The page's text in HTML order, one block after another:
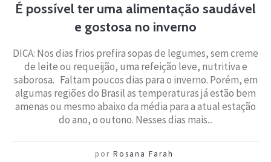
É possível ter uma alimentação saudável
e gostosa no inverno
DICA: Nos dias frios prefira sopas de legumes, sem creme
de leite ou requeijão, uma refeição leve, nutritiva e
saborosa. Faltam poucos dias para o inverno. Porém, em
algumas regiões do Brasil as temperaturas já estão bem
amenas ou mesmo abaixo da média para a atual estação
do ano, o outono. Nesses dias mais...
por Rosana Farah